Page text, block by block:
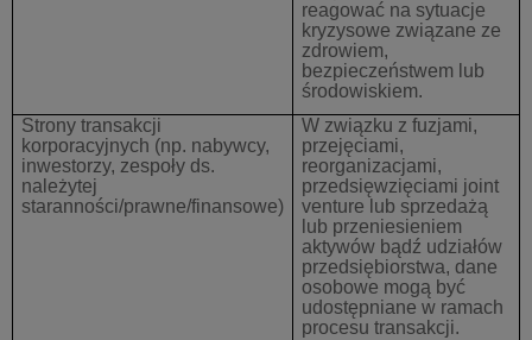
reagować na sytuacje
kryzysowe związane ze
zdrowiem,
bezpieczeństwem lub
środowiskiem.
Strony transakcji
korporacyjnych (np. nabywcy,
inwestorzy, zespoły ds.
należytej
staranności/prawne/finansowe)
W związku z fuzjami,
przejęciami,
reorganizacjami,
przedsięwzięciami joint
venture lub sprzedażą
lub przeniesieniem
aktywów bądź udziałów
przedsiębiorstwa, dane
osobowe mogą być
udostępniane w ramach
procesu transakcji.